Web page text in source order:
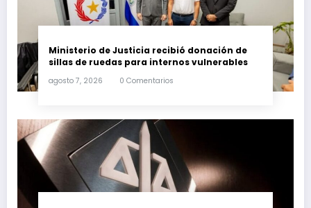
Ministerio de Justicia recibió donación de
sillas de ruedas para internos vulnerables
agosto 7, 2026 0 Comentarios